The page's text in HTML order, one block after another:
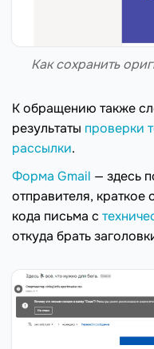
Как сохранить
К обращению также
результаты проверки
рассылки.
Форма Gmail — здесь
отправителя,
кода письма с
откуда брать